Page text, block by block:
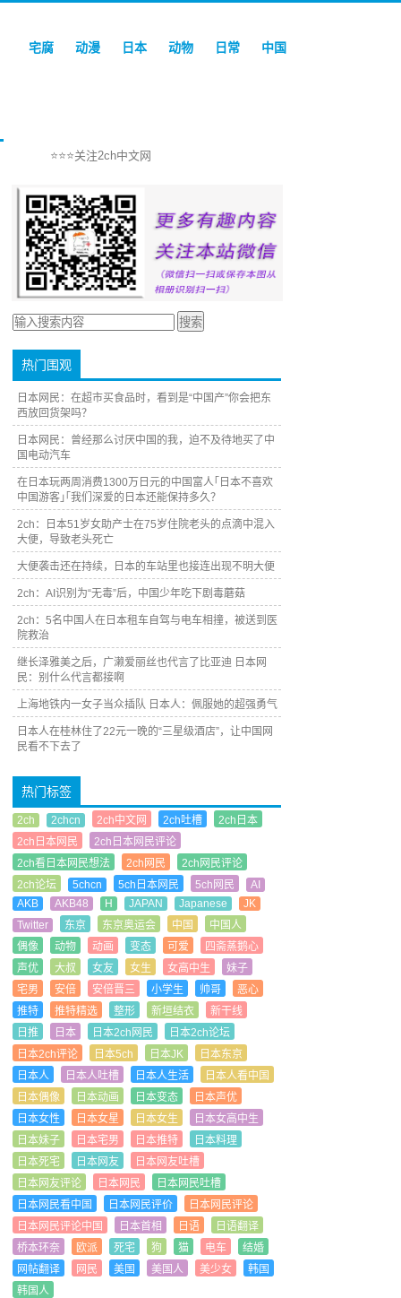
宅腐 动漫 日本 动物 日常 中国
⭐⭐⭐关注2ch中文网
热门围观
日本网民：在超市买食品时，看到是“中国产”你会把东
西放回货架吗？
日本网民：曾经那么讨厌中国的我，迫不及待地买了中
国电动汽车
在日本玩两周消费1300万日元的中国富人｢日本不喜欢
中国游客｣｢我们深爱的日本还能保持多久？
2ch：日本51岁女助产士在75岁住院老头的点滴中混入
大便，导致老头死亡
大便袭击还在持续，日本的车站里也接连出现不明大便
2ch：AI识别为“无毒”后，中国少年吃下剧毒蘑菇
2ch：5名中国人在日本租车自驾与电车相撞，被送到医
院救治
继长泽雅美之后，广濑爱丽丝也代言了比亚迪 日本网
民：别什么代言都接啊
上海地铁内一女子当众插队 日本人：佩服她的超强勇气
日本人在桂林住了22元一晚的“三星级酒店”，让中国网
民看不下去了
热门标签
2ch 2chcn 2ch中文网 2ch吐槽
2ch日本
2ch日本网民
2ch日本网民评论
2ch看日本网民想法
2ch网民
2ch网民评论
2ch论坛
5chcn 5ch日本网民 5ch网民
AI
AKB
AKB48 H JAPAN Japanese
JK
Twitter
东京 东京奥运会 中国
中国人
偶像
动物 动画 变态 可爱
四斋蒸鹅心
声优
大叔 女友 女生 女高中生
妹子
宅男
安倍 安倍晋三 小学生 帅哥
恶心
推特
推特精选 整形 新垣结衣
新干线
日推
日本 日本2ch网民
日本2ch论坛
日本2ch评论
日本5ch 日本JK
日本东京
日本人
日本人吐槽 日本人生活
日本人看中国
日本偶像
日本动画 日本变态
日本声优
日本女性
日本女星 日本女生
日本女高中生
日本妹子
日本宅男 日本推特
日本料理
日本死宅
日本网友
日本网友吐槽
日本网友评论
日本网民
日本网民吐槽
日本网民看中国
日本网民评价
日本网民评论
日本网民评论中国
日本首相 日语
日语翻译
桥本环奈
欧派 死宅 狗 猫 电车
结婚
网帖翻译
网民 美国 美国人 美少女
韩国
韩国人